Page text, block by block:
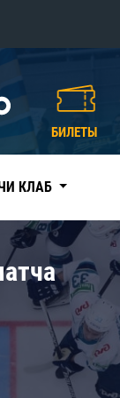
БИЛЕТЫ
КЛАБ